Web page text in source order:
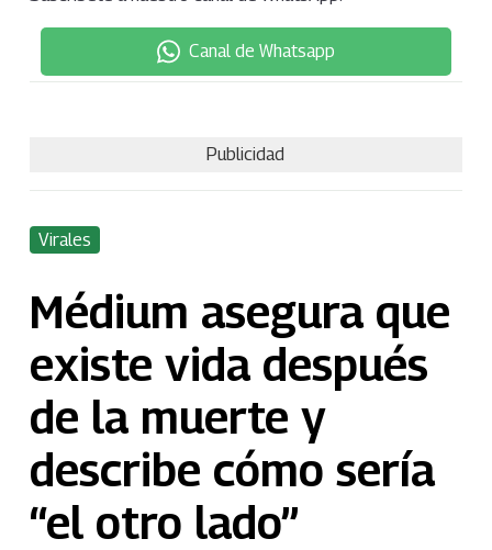
Canal de Whatsapp
Publicidad
Virales
Médium asegura que
existe vida después
de la muerte y
describe cómo sería
“el otro lado”